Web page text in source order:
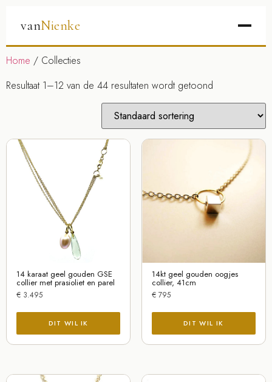
vanNienke
Home / Collecties
Resultaat 1–12 van de 44 resultaten wordt getoond
14 karaat geel gouden GSE
collier met prasioliet en parel
€ 3.495
14kt geel gouden oogjes
collier, 41cm
€795